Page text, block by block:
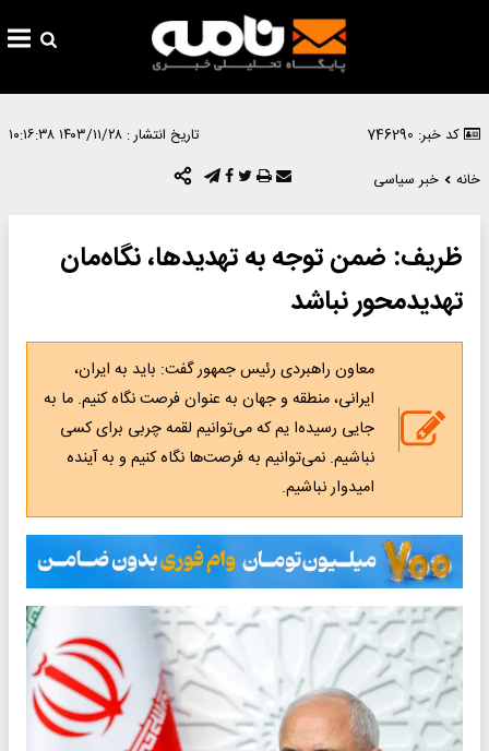
کد خبر: 746290 تاریخ انتشار : ۱۴۰۳/۱۱/۲۸ ۱۰:۱۶:۳۸
خانه
خبر سیاسی
ظریف: ضمن توجه به تهدیدها، نگاه‌مان
تهدیدمحور نباشد
معاون راهبردی رئیس جمهور گفت: باید به ایران،
ایرانی، منطقه و جهان به عنوان فرصت نگاه کنیم. ما به
جایی رسیده‌ا یم که می‌توانیم لقمه چربی برای کسی
نباشیم. نمی‌توانیم به فرصت‌ها نگاه کنیم و به آینده
امیدوار نباشیم.